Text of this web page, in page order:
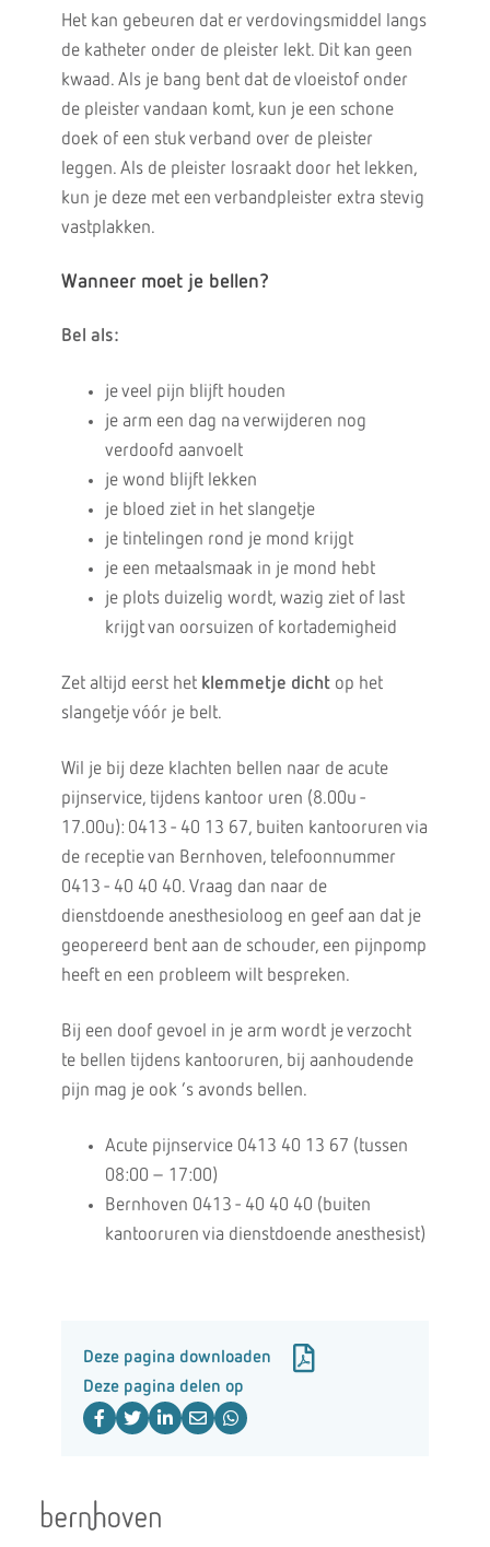
Het kan gebeuren dat er verdovingsmiddel langs
de katheter onder de pleister lekt. Dit kan geen
kwaad. Als je bang bent dat de vloeistof onder
de pleister vandaan komt, kun je een schone
doek of een stuk verband over de pleister
leggen. Als de pleister losraakt door het lekken,
kun je deze met een verbandpleister extra stevig
vastplakken.
Wanneer moet je bellen?
Bel als:
je veel pijn blijft houden
je arm een dag na verwijderen nog
verdoofd aanvoelt
je wond blijft lekken
je bloed ziet in het slangetje
je tintelingen rond je mond krijgt
je een metaalsmaak in je mond hebt
je plots duizelig wordt, wazig ziet of last
krijgt van oorsuizen of kortademigheid
Zet altijd eerst het klemmetje dichtop het
slangetje vóór je belt.
Wil je bij deze klachten bellen naar de acute
pijnservice, tijdens kantoor uren (8.00u -
17.00u): 0413 - 40 13 67, buiten kantooruren via
de receptie van Bernhoven, telefoonnummer
0413 - 40 40 40. Vraag dan naar de
dienstdoende anesthesioloog en geef aan dat je
geopereerd bent aan de schouder, een pijnpomp
heeft en een probleem wilt bespreken.
Bij een doof gevoel in je arm wordt je verzocht
te bellen tijdens kantooruren, bij aanhoudende
pijn mag je ook ’s avonds bellen.
Acute pijnservice 0413 40 13 67 (tussen
08:00 – 17:00)
Bernhoven 0413 - 40 40 40 (buiten
kantooruren via dienstdoende anesthesist)
Deze pagina downloaden
Deze pagina delen op